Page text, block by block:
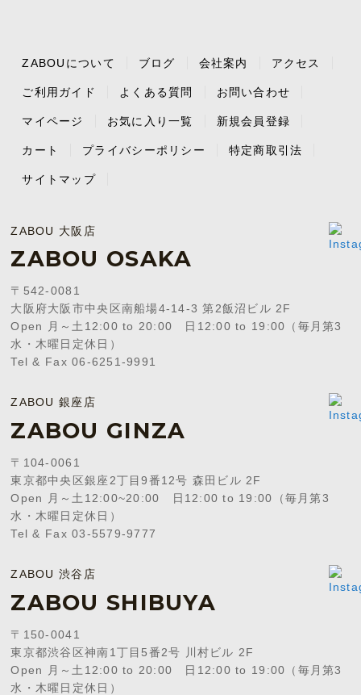
ZABOUについて ブログ 会社案内 アクセス
ご利用ガイド よくある質問 お問い合わせ
マイページ お気に入り一覧 新規会員登録
カート プライバシーポリシー 特定商取引法
サイトマップ
ZABOU 大阪店
ZABOU OSAKA
〒542-0081
大阪府大阪市中央区南船場4-14-3 第2飯沼ビル 2F
Open 月～土12:00 to 20:00 日12:00 to 19:00（毎月第3
水・木曜日定休日）
Tel & Fax 06-6251-9991
ZABOU 銀座店
ZABOU GINZA
〒104-0061
東京都中央区銀座2丁目9番12号 森田ビル 2F
Open 月～土12:00~20:00 日12:00 to 19:00（毎月第3
水・木曜日定休日）
Tel & Fax 03-5579-9777
ZABOU 渋谷店
ZABOU SHIBUYA
〒150-0041
東京都渋谷区神南1丁目5番2号 川村ビル 2F
Open 月～土12:00 to 20:00 日12:00 to 19:00（毎月第3
水・木曜日定休日）